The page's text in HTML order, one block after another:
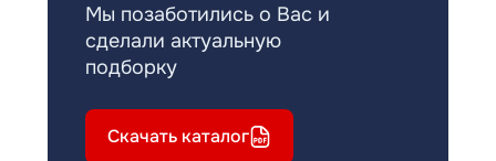
Мы позаботились о Вас и
сделали актуальную
подборку
Скачать каталог